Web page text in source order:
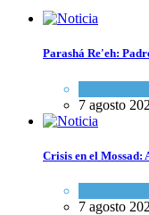
Parashá Re'eh:
7 agosto
Crisis en el
7 agosto